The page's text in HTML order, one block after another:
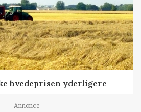
hvedeprisen yderligere
Annonce